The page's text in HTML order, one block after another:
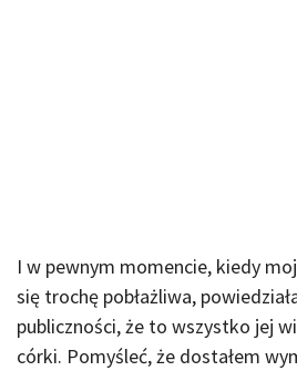
I w pewnym momencie, kiedy
się trochę pobłażliwa,
publiczności, że to wszystko jej
córki. Pomyśleć, że dostałem